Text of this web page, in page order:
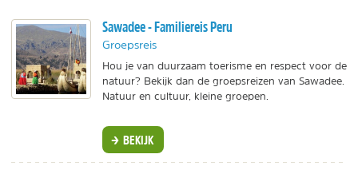
Sawadee - Familiereis Peru
Groepsreis
Hou je van duurzaam toerisme en respect voor de
natuur? Bekijk dan de groepsreizen van Sawadee.
Natuur en cultuur, kleine groepen.
BEKIJK